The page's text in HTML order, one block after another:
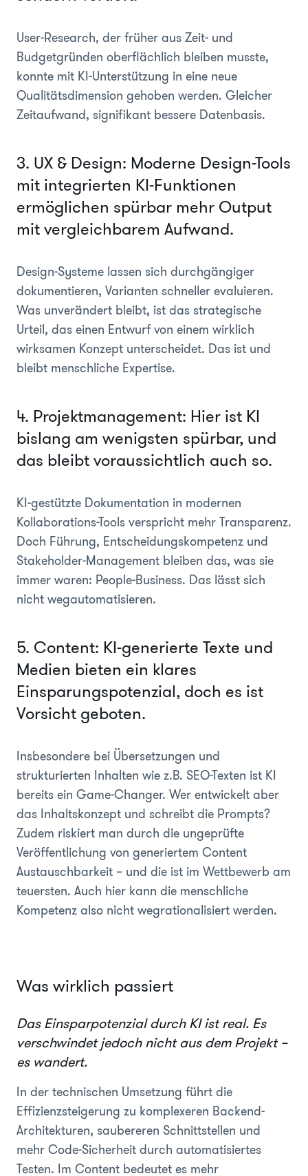
User-Research, der früher aus Zeit- und
Budgetgründen oberflächlich bleiben musste,
konnte mit KI-Unterstützung in eine neue
Qualitätsdimension gehoben werden. Gleicher
Zeitaufwand, signifikant bessere Datenbasis.
3. UX & Design: Moderne Design-Tools
mit integrierten KI-Funktionen
ermöglichen spürbar mehr Output
mit vergleichbarem Aufwand.
Design-Systeme lassen sich durchgängiger
dokumentieren, Varianten schneller evaluieren.
Was unverändert bleibt, ist das strategische
Urteil, das einen Entwurf von einem wirklich
wirksamen Konzept unterscheidet. Das ist und
bleibt menschliche Expertise.
4. Projektmanagement: Hier ist KI
bislang am wenigsten spürbar, und
das bleibt voraussichtlich auch so.
KI-gestützte Dokumentation in modernen
Kollaborations-Tools verspricht mehr Transparenz.
Doch Führung, Entscheidungskompetenz und
Stakeholder-Management bleiben das, was sie
immer waren: People-Business. Das lässt sich
nicht wegautomatisieren.
5. Content: KI-generierte Texte und
Medien bieten ein klares
Einsparungspotenzial, doch es ist
Vorsicht geboten.
Insbesondere bei Übersetzungen und
strukturierten Inhalten wie z.B. SEO-Texten ist KI
bereits ein Game-Changer. Wer entwickelt aber
das Inhaltskonzept und schreibt die Prompts?
Zudem riskiert man durch die ungeprüfte
Veröffentlichung von generiertem Content
Austauschbarkeit – und die ist im Wettbewerb am
teuersten. Auch hier kann die menschliche
Kompetenz also nicht wegrationalisiert werden.
Was wirklich passiert
Das Einsparpotenzial durch KI ist real. Es
verschwindet jedoch nicht aus dem Projekt –
es wandert.
In der technischen Umsetzung führt die
Effizienzsteigerung zu komplexeren Backend-
Architekturen, saubereren Schnittstellen und
mehr Code-Sicherheit durch automatisiertes
Testen. Im Content bedeutet es mehr